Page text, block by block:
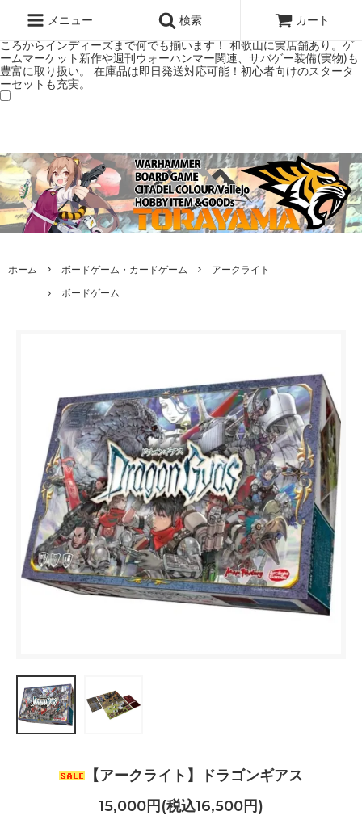
ミアムショップTORAYAMA。通販・オンラインショップです！ ウォー
ハンマーとボードゲームのことなら当店へ！ボードゲームもメジャーど
ころからインディーズまで何でも揃います！ 和歌山に実店舗あり。ゲ
ームマーケット新作や週刊ウォーハンマー関連、サバゲー装備(実物)も
豊富に取り扱い。 在庫品は即日発送対応可能！初心者向けのスタータ
ーセットも充実。
メニュー 検索 カート
ホーム ボードゲーム・カードゲーム
アークライト
ボードゲーム
【アークライト】ドラゴンギアス
15,000円(税込16,500円)